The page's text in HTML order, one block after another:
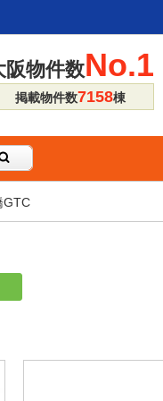
阪物件数No.1
掲載物件数7158棟